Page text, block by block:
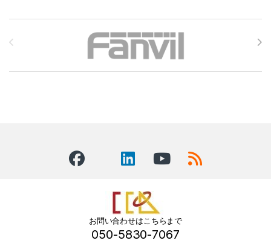
Brands Carousel
お問い合わせはこちらまで
050-5830-7067